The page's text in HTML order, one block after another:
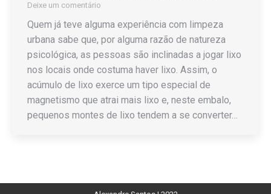
Deixe um comentário
Quem já teve alguma experiência com limpeza
urbana sabe que, por alguma razão de natureza
psicológica, as pessoas são inclinadas a jogar lixo
nos locais onde costuma haver lixo. Assim, o
acúmulo de lixo exerce um tipo especial de
magnetismo que atrai mais lixo e, neste embalo,
pequenos montes de lixo tendem a se converter…